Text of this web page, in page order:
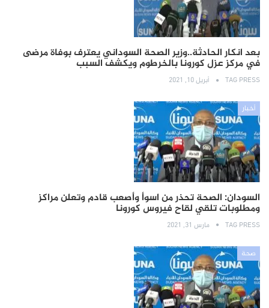
بعد انكار الحادثة..وزير الصحة السوداني يعترف بوفاة مرضى
في مركز عزل كورونا بالخرطوم ويكشف السبب
TAG PRESS أبريل 10, 2021
أخبار
السودان: الصحة تحذر من اسوأ وأصعب قادم وتعلن مراكز
ومطلوبات تلقي لقاح فيروس كورونا
TAG PRESS مارس 31, 2021
صحة